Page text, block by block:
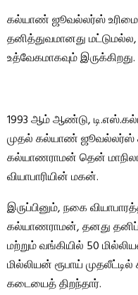
கல்யாண் ஜூவல்லர்ஸ்
தனித்துவமானது
உத்வேகமாகவும் இருக்கிறது.
1993 ஆம் ஆண்டு,
முதல் கல்யாண் ஜூவல்லர்ஸ்
கல்யாணராமன் தென்
வியாபாரியின் மகன்.
இருப்பினும், நகை
கல்யாணராமன், தனது
மற்றும் வங்கியில் 50
மில்லியன் ரூபாய்
கடையைத் திறந்தார்.